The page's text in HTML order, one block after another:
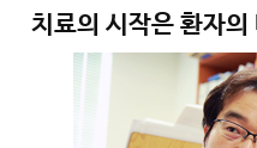
치료의 시작은 환자